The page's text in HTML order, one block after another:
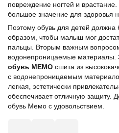
повреждение ногтей и
большое значение для здоровья
Поэтому обувь для детей должна
образом, чтобы малыш мог
пальцы. Вторым важным
водонепроницаемые материалы.
обувь МЕМО сшита из
с водонепроницаемым
легкая, эстетически
обеспечивает отличную защиту.
обувь Мемо с удовольствием.